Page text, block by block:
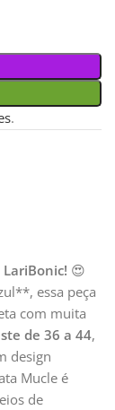
.
😍
essa peça
com muita
de 36 a 44,
design
Mucle é
de